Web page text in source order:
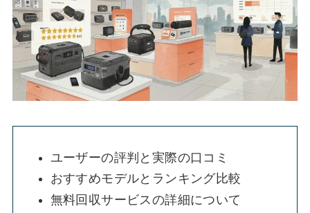
ユーザーの評判と実際の口コミ
おすすめモデルとランキング比較
無料回収サービスの詳細について